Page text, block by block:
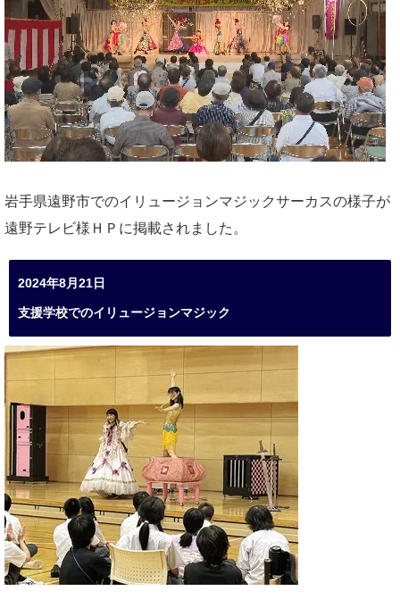
岩手県遠野市でのイリュージョンマジックサーカスの様子が
遠野テレビ様ＨＰに掲載されました。
2024年8月21日
支援学校でのイリュージョンマジック